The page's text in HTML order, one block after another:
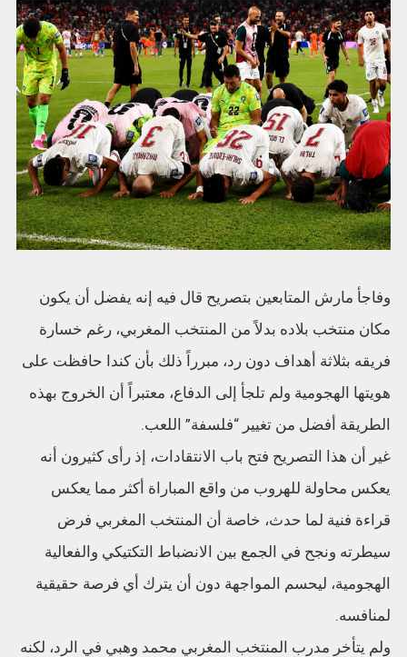
وفاجأ مارش المتابعين بتصريح قال فيه إنه يفضل أن يكون
مكان منتخب بلاده بدلاً من المنتخب المغربي، رغم خسارة
فريقه بثلاثة أهداف دون رد، مبرراً ذلك بأن كندا حافظت على
هويتها الهجومية ولم تلجأ إلى الدفاع، معتبراً أن الخروج بهذه
الطريقة أفضل من تغيير “فلسفة” اللعب.
غير أن هذا التصريح فتح باب الانتقادات، إذ رأى كثيرون أنه
يعكس محاولة للهروب من واقع المباراة أكثر مما يعكس
قراءة فنية لما حدث، خاصة أن المنتخب المغربي فرض
سيطرته ونجح في الجمع بين الانضباط التكتيكي والفعالية
الهجومية، ليحسم المواجهة دون أن يترك أي فرصة حقيقية
لمنافسه.
ولم يتأخر مدرب المنتخب المغربي محمد وهبي في الرد، لكنه